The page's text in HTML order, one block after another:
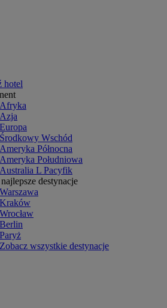
hotel
Afryka
Azja
Europa
Środkowy Wschód
Ameryka Północna
Ameryka Południowa
Australia L Pacyfik
destynacje
Warszawa
Kraków
Wrocław
Berlin
Paryż
Zobacz wszystkie destynacje